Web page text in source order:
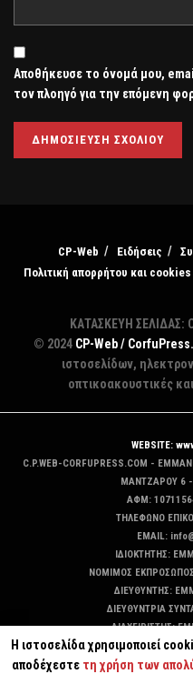
Αποθήκευσε το όνομά μου,
τον πλοηγό για την επόμενη
CP-Web Ειδήσεις
Πολιτική απορρήτου και cookies
ΚΑΤΑΣΚΕΥΗ ΣΕΛΙΔΑΣ:
© 2024 CP-Web /
ιστοσελίδων,
οπτικοακουστικές
WEBSITE:
C.P.WEB-CORFUPRESS.COM -
MANTZAΡΟΥ 6
ΑΦΜ:
ΤΗΛΕΦΩΝΟ
EMAIL:
ΙΔΙΟΚΤΗΤΗΣ:
ΝΟΜΙΜΟΣ
ΔΙΕΥΘΥΝΤΗΣ:
ΔΙΕΥΘΥΝΤΡΙΑ
ΔΙΑΧΕΙΡΙΣΤΗΣ:
ΔΙΚΑΙΟΥΧΟΣ
Η ιστοσελίδα χρησιμοποιεί
αποδέχεστε τη χρήση των